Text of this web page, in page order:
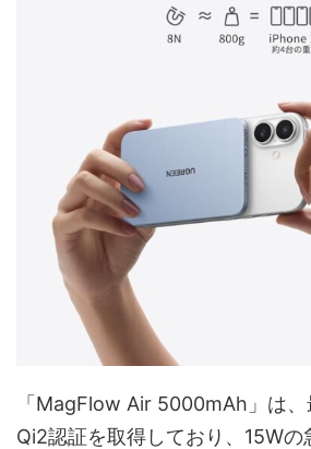
「MagFlow Air 5000mAh」は
Qi2認証を取得しており、15W